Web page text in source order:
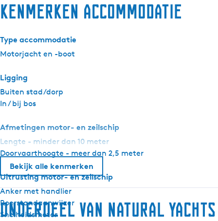
Kenmerken accommodatie
Type accommodatie
Motorjacht en -boot
Ligging
Buiten stad/dorp
In / bij bos
Afmetingen motor- en zeilschip
Lengte - minder dan 10 meter
Doorvaarthoogte - meer dan 2,5 meter
Uitrusting motor- en zeilschip
Anker met handlier
Roerstandaanwijzer
Snelheidsmeter
Bekijk alle kenmerken
Onderdeel van Natural Yachts